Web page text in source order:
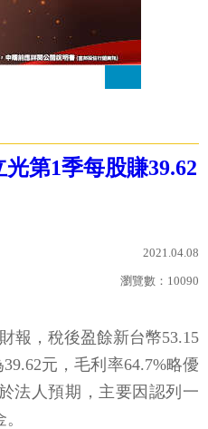
第1季每股賺39.62
2021.04.08
瀏覽數： 10090
報，稅後盈餘新台幣53.15
元，毛利率64.7%略優
法人預期，主要因認列一